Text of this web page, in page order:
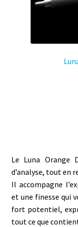
Le Luna Orange
d’analyse, tout en
Il accompagne
et une finesse qui
fort potentiel,
tout ce que